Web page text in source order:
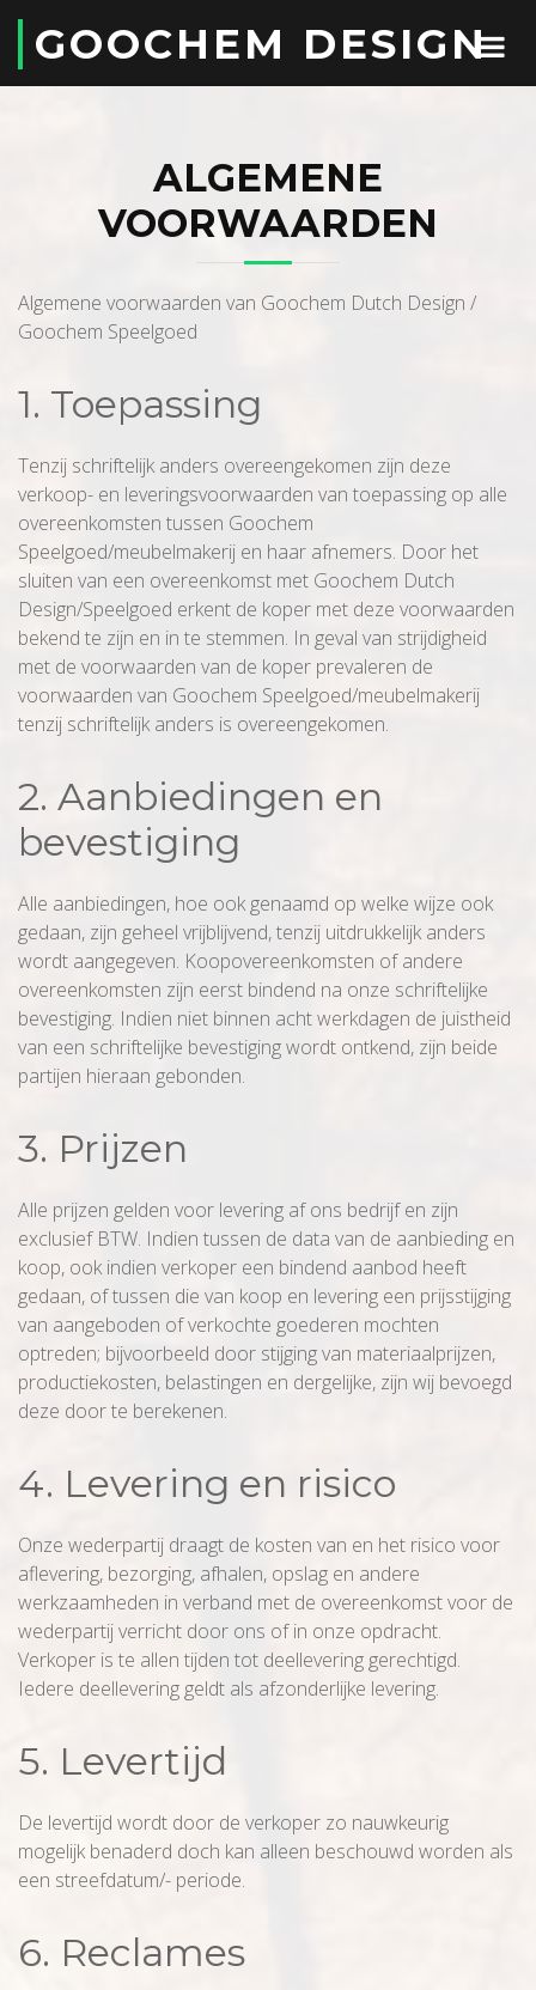
GOOCHEM DESIGN
ALGEMENE
VOORWAARDEN
Algemene voorwaarden van Goochem Dutch Design /
Goochem Speelgoed
1. Toepassing
Tenzij schriftelijk anders overeengekomen zijn deze
verkoop- en leveringsvoorwaarden van toepassing op alle
overeenkomsten tussen Goochem
Speelgoed/meubelmakerij en haar afnemers. Door het
sluiten van een overeenkomst met Goochem Dutch
Design/Speelgoed erkent de koper met deze voorwaarden
bekend te zijn en in te stemmen. In geval van strijdigheid
met de voorwaarden van de koper prevaleren de
voorwaarden van Goochem Speelgoed/meubelmakerij
tenzij schriftelijk anders is overeengekomen.
2. Aanbiedingen en
bevestiging
Alle aanbiedingen, hoe ook genaamd op welke wijze ook
gedaan, zijn geheel vrijblijvend, tenzij uitdrukkelijk anders
wordt aangegeven. Koopovereenkomsten of andere
overeenkomsten zijn eerst bindend na onze schriftelijke
bevestiging. Indien niet binnen acht werkdagen de juistheid
van een schriftelijke bevestiging wordt ontkend, zijn beide
partijen hieraan gebonden.
3. Prijzen
Alle prijzen gelden voor levering af ons bedrijf en zijn
exclusief BTW. Indien tussen de data van de aanbieding en
koop, ook indien verkoper een bindend aanbod heeft
gedaan, of tussen die van koop en levering een prijsstijging
van aangeboden of verkochte goederen mochten
optreden; bijvoorbeeld door stijging van materiaalprijzen,
productiekosten, belastingen en dergelijke, zijn wij bevoegd
deze door te berekenen.
4. Levering en risico
Onze wederpartij draagt de kosten van en het risico voor
aflevering, bezorging, afhalen, opslag en andere
werkzaamheden in verband met de overeenkomst voor de
wederpartij verricht door ons of in onze opdracht.
Verkoper is te allen tijden tot deellevering gerechtigd.
Iedere deellevering geldt als afzonderlijke levering.
5. Levertijd
De levertijd wordt door de verkoper zo nauwkeurig
mogelijk benaderd doch kan alleen beschouwd worden als
een streefdatum/- periode.
6. Reclames